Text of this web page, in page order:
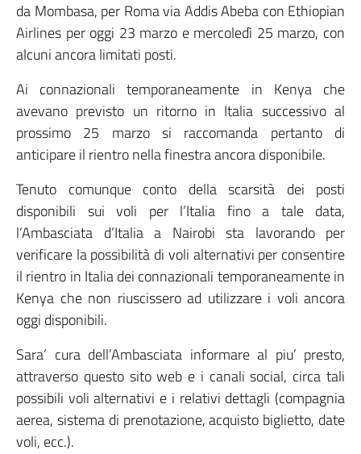
da Mombasa, per Roma via Addis Abeba con Ethiopian
Airlines per oggi 23 marzo e mercoledì 25 marzo, con
alcuni ancora limitati posti.
Ai connazionali temporaneamente in Kenya che
avevano previsto un ritorno in Italia successivo al
prossimo 25 marzo si raccomanda pertanto di
anticipare il rientro nella finestra ancora disponibile.
Tenuto comunque conto della scarsità dei posti
disponibili sui voli per l’Italia fino a tale data,
l’Ambasciata d’Italia a Nairobi sta lavorando per
verificare la possibilità di voli alternativi per consentire
il rientro in Italia dei connazionali temporaneamente in
Kenya che non riuscissero ad utilizzare i voli ancora
oggi disponibili.
Sara’ cura dell’Ambasciata informare al piu’ presto,
attraverso questo sito web e i canali social, circa tali
possibili voli alternativi e i relativi dettagli (compagnia
aerea, sistema di prenotazione, acquisto biglietto, date
voli, ecc.).